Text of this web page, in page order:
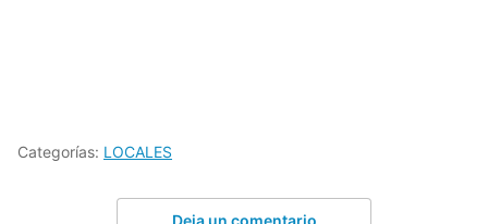
Categorías: LOCALES
Deja un comentario